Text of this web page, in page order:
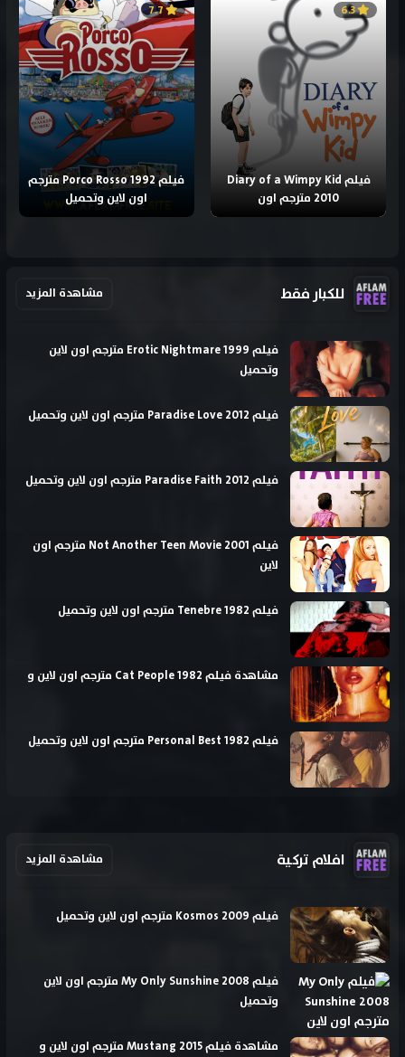
6.3
فيلم Diary of a Wimpy Kid
2010 مترجم اون
7.7
فيلم Porco Rosso 1992 مترجم
اون لاين وتحميل
للكبار فقط مشاهدة المزيد
فيلم Erotic Nightmare 1999 مترجم اون لاين
وتحميل
فيلم Paradise Love 2012 مترجم اون لاين وتحميل
فيلم Paradise Faith 2012 مترجم اون لاين وتحميل
فيلم Not Another Teen Movie 2001 مترجم اون
لاين
فيلم Tenebre 1982 مترجم اون لاين وتحميل
مشاهدة فيلم Cat People 1982 مترجم اون لاين و
فيلم Personal Best 1982 مترجم اون لاين وتحميل
افلام تركية مشاهدة المزيد
فيلم Kosmos 2009 مترجم اون لاين وتحميل
فيلم My Only Sunshine 2008 مترجم اون لاين
وتحميل
مشاهدة فيلم Mustang 2015 مترجم اون لاين و